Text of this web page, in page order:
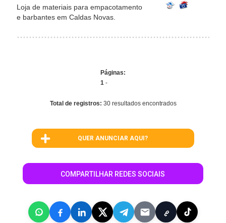
Loja de materiais para empacotamento
e barbantes em Caldas Novas.
Páginas:
1 -
Total de registros: 30 resultados encontrados
QUER ANUNCIAR AQUI?
COMPARTILHAR REDES SOCIAIS